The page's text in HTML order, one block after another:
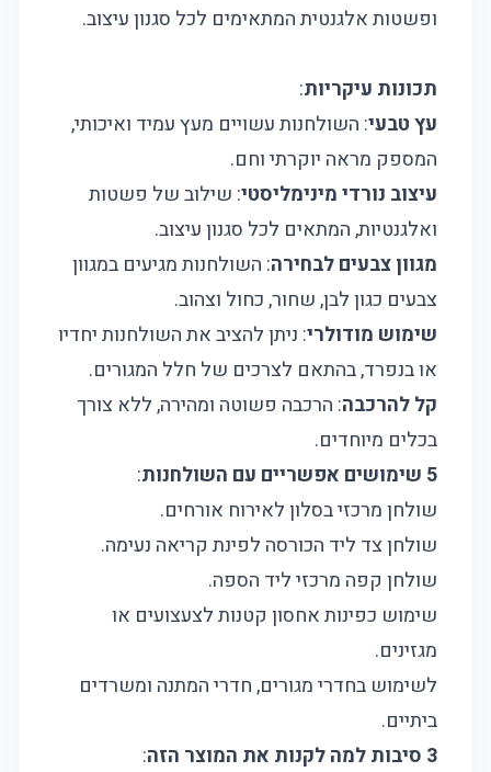
ופשטות אלגנטית המתאימים לכל סגנון עיצוב.
תכונות עיקריות:
עץ טבעי: השולחנות עשויים מעץ עמיד ואיכותי,
המספק מראה יוקרתי וחם.
עיצוב נורדי מינימליסטי: שילוב של פשטות
ואלגנטיות, המתאים לכל סגנון עיצוב.
מגוון צבעים לבחירה: השולחנות מגיעים במגוון
צבעים כגון לבן, שחור, כחול וצהוב.
שימוש מודולרי: ניתן להציב את השולחנות יחדיו
או בנפרד, בהתאם לצרכים של חלל המגורים.
קל להרכבה: הרכבה פשוטה ומהירה, ללא צורך
בכלים מיוחדים.
5 שימושים אפשריים עם השולחנות
:
שולחן מרכזי בסלון לאירוח אורחים.
שולחן צד ליד הכורסה לפינת קריאה נעימה.
שולחן קפה מרכזי ליד הספה.
שימוש כפינות אחסון קטנות לצעצועים או
מגזינים.
לשימוש בחדרי מגורים, חדרי המתנה ומשרדים
ביתיים.
3 סיבות למה לקנות את המוצר הזה
: